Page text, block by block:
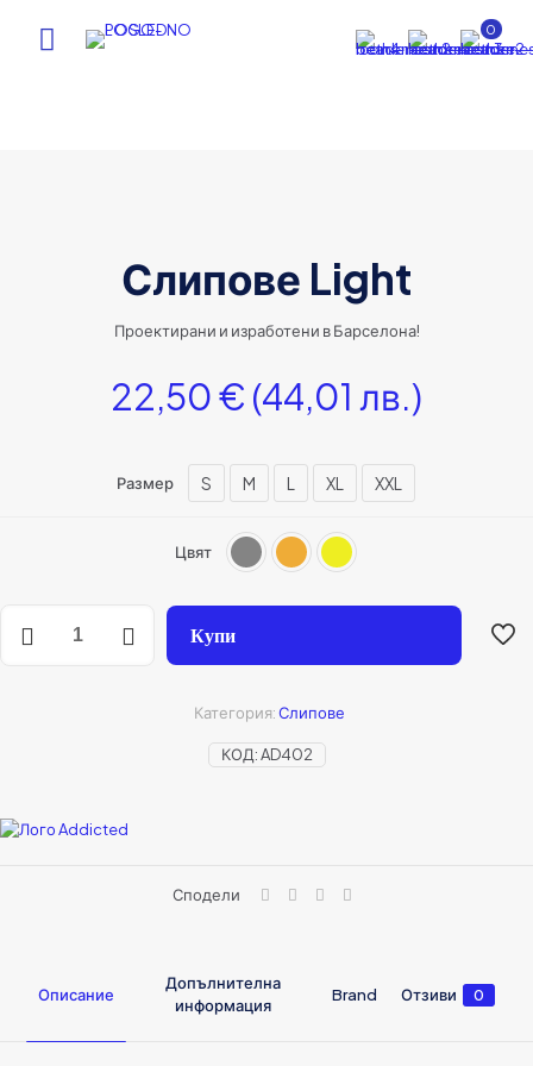
0
Слипове Light
Проектирани и изработени в Барселона!
22,50€ (44,01 лв.)
Размер S M L XL XXL
Цвят
Купи
КОД:AD402
Категория:Слипове
Сподели
Описание
Допълнителна
информация
Brand Отзиви 0